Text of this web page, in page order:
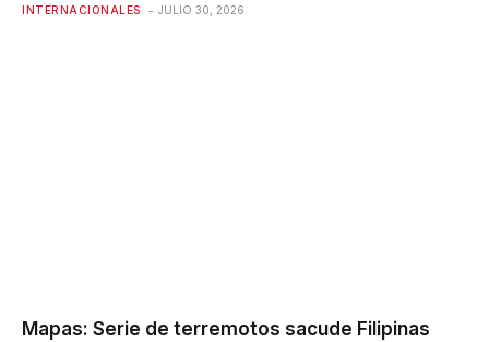
INTERNACIONALES JULIO 30, 2026
Mapas: Serie de terremotos sacude Filipinas